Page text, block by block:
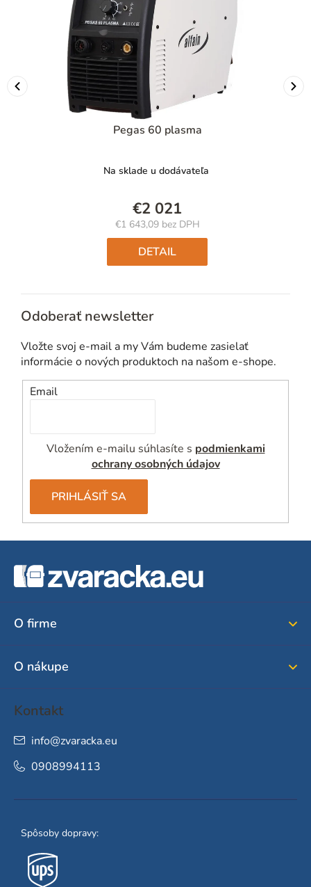
Pegas 60 plasma
Na sklade u dodávateľa
€2 021
€1 643,09 bez DPH
Jednotková
cena:
DETAIL
Odoberať newsletter
Vložte svoj e-mail a my Vám budeme zasielať
informácie o nových produktoch na našom e-shope.
Email
Vložením e-mailu súhlasíte s podmienkami
ochrany osobných údajov
PRIHLÁSIŤ SA
O firme
O nákupe
Kontakt
info@zvaracka.eu
0908994113
Spôsoby dopravy: